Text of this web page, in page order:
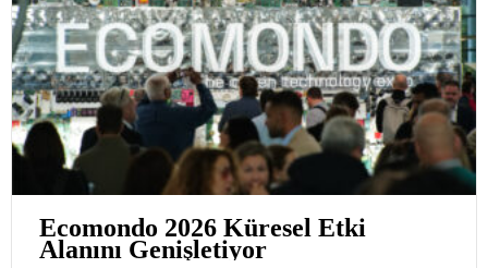
Ecomondo 2026 Küresel Etki
Alanını Genişletiyor